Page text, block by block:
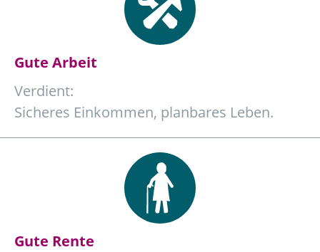
Gute Arbeit
Verdient:
Sicheres Einkommen, planbares Leben.
Gute Rente